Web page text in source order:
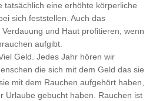
tatsächlich eine erhöhte körperliche
sich feststellen. Auch das
und Haut profitieren, wenn
aufgibt.
Geld. Jedes Jahr hören wir
die sich mit dem Geld das sie
mit dem Rauchen aufgehört haben,
Urlaube gebucht haben. Rauchen ist